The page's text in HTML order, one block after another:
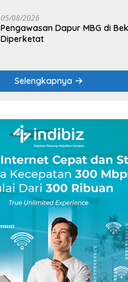
05/08/2026
Pengawasan Dapur MBG di
Diperketat
Selengkapnya